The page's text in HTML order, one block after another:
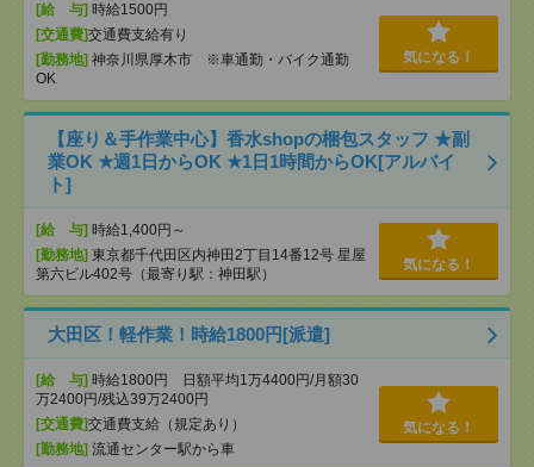
[給 与] 時給1500円
[交通費]交通費支給有り
[勤務地] 神奈川県厚木市 ※車通勤・バイク通勤
OK
気になる！
【座り＆手作業中心】香水shopの梱包スタッフ ★副
業OK ★週1日からOK ★1日1時間からOK[アルバイ
ト]
[給 与] 時給1,400円～
[勤務地] 東京都千代田区内神田2丁目14番12号 星屋
第六ビル402号（最寄り駅：神田駅）
気になる！
大田区！軽作業！時給1800円[派遣]
[給 与] 時給1800円 日額平均1万4400円/月額30
万2400円/残込39万2400円
[交通費]交通費支給（規定あり）
[勤務地] 流通センター駅から車
気になる！